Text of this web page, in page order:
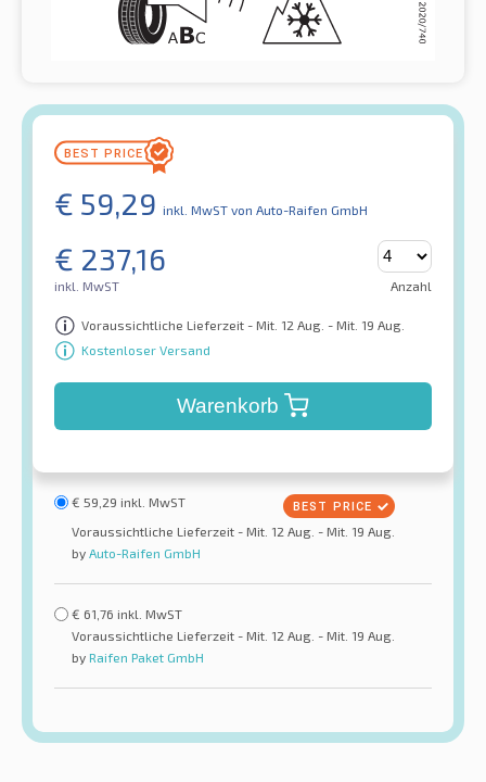
€ 59,29 inkl. MwST von Auto-Raifen GmbH
€ 237,16
inkl. MwST Anzahl
Voraussichtliche Lieferzeit - Mit. 12 Aug. - Mit. 19 Aug.
Kostenloser Versand
Warenkorb
€ 59,29 inkl. MwST
Voraussichtliche Lieferzeit - Mit. 12 Aug. - Mit. 19 Aug.
by Auto-Raifen GmbH
€ 61,76 inkl. MwST
Voraussichtliche Lieferzeit - Mit. 12 Aug. - Mit. 19 Aug.
by Raifen Paket GmbH